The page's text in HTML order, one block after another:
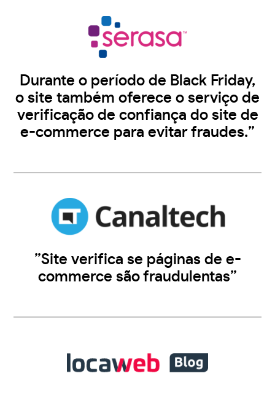
Durante o período de Black Friday,
o site também oferece o serviço de
verificação de confiança do site de
e-commerce para evitar fraudes.”
”Site verifica se páginas de e-
commerce são fraudulentas”